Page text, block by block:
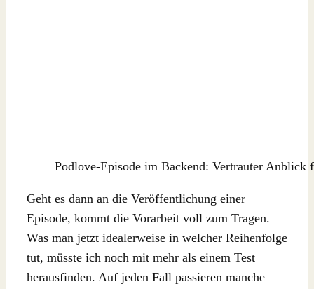
Podlove-Episode im Backend: Vertrauter Anblick
Geht es dann an die Veröffentlichung einer
Episode, kommt die Vorarbeit voll zum Tragen.
Was man jetzt idealerweise in welcher Reihenfolge
tut, müsste ich noch mit mehr als einem Test
herausfinden. Auf jeden Fall passieren manche